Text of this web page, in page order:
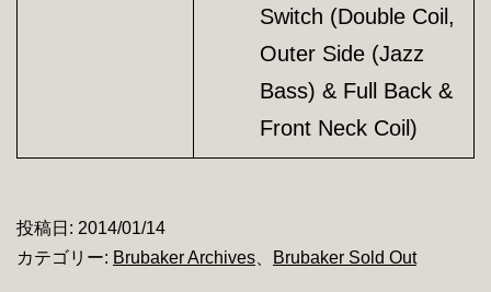
Switch (Double Coil,
Outer Side (Jazz
Bass) & Full Back &
Front Neck Coil)
投稿日: 2014/01/14
カテゴリー: Brubaker Archives Brubaker Sold Out